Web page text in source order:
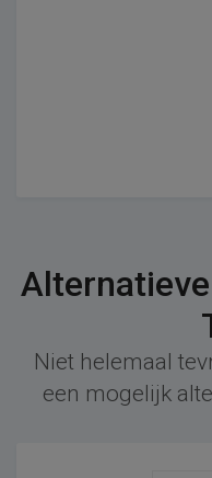
Niet helemaal
een mogelijk